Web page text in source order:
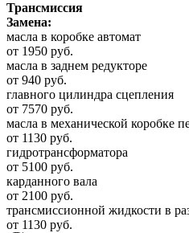
Трансмиссия
Замена:
масла в коробке автомат
от 1950 руб.
масла в заднем редукторе
от 940 руб.
главного цилиндра сцепления
от 7570 руб.
масла в механической коробке
от 1130 руб.
гидротрансформатора
от 5100 руб.
карданного вала
от 2100 руб.
трансмиссионной жидкости в
от 1130 руб.